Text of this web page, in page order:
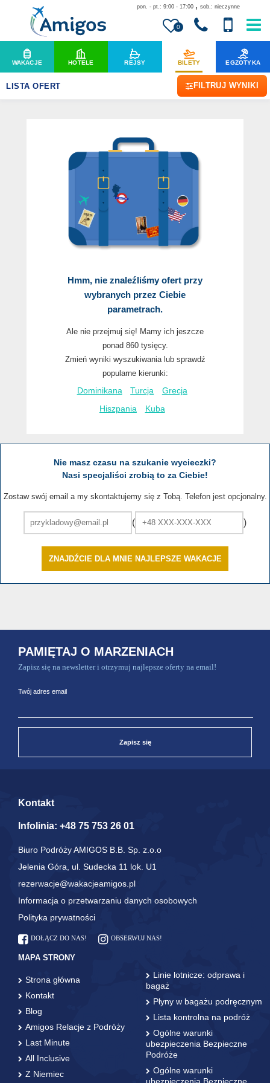
0
pon. - pt.: 9:00 - 17:00 , sob.: nieczynne
WAKACJE HOTELE REJSY BILETY EGZOTYKA
LISTA OFERT FILTRUJ WYNIKI
Hmm, nie znaleźliśmy ofert przy
wybranych przez Ciebie
parametrach.
Ale nie przejmuj się! Mamy ich jeszcze
ponad 860 tysięcy.
Zmień wyniki wyszukiwania lub sprawdź
popularne kierunki:
Dominikana
Turcja Grecja
Hiszpania Kuba
Nie masz czasu na szukanie wycieczki?
Nasi specjaliści zrobią to za Ciebie!
Zostaw swój email a my skontaktujemy się z Tobą. Telefon jest opcjonalny.
( )
ZNAJDŹCIE DLA MNIE NAJLEPSZE WAKACJE
PAMIĘTAJ O MARZENIACH
Zapisz się na newsletter i otrzymuj najlepsze oferty na email!
Twój adres email
Zapisz się
Kontakt
Infolinia: +48 75 753 26 01
Biuro Podróży AMIGOS B.B. Sp. z.o.o
Jelenia Góra, ul. Sudecka 11 lok. U1
rezerwacje@wakacjeamigos.pl
Informacja o przetwarzaniu danych osobowych
Polityka prywatności
DOŁĄCZ DO NAS! OBSERWUJ NAS!
MAPA STRONY
Strona główna
Kontakt
Blog
Amigos Relacje z Podróży
Last Minute
All Inclusive
Z Niemiec
Linie lotnicze: odprawa i
bagaż
Płyny w bagażu podręcznym
Lista kontrolna na podróż
Ogólne warunki
ubezpieczenia Bezpieczne
Podróże
Ogólne warunki